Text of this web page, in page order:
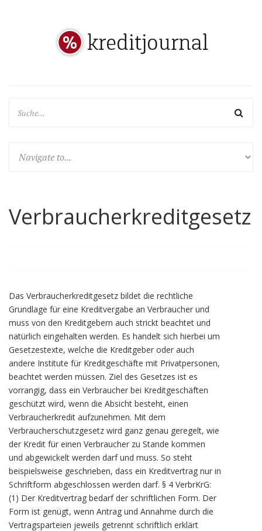
Verbraucherkreditgesetz
Das Verbraucherkreditgesetz bildet die rechtliche
Grundlage für eine Kreditvergabe an Verbraucher und
muss von den Kreditgebern auch strickt beachtet und
natürlich eingehalten werden. Es handelt sich hierbei um
Gesetzestexte, welche die Kreditgeber oder auch
andere Institute für Kreditgeschäfte mit Privatpersonen,
beachtet werden müssen. Ziel des Gesetzes ist es
vorrangig, dass ein Verbraucher bei Kreditgeschäften
geschützt wird, wenn die Absicht besteht, einen
Verbraucherkredit aufzunehmen. Mit dem
Verbraucherschutzgesetz wird ganz genau geregelt, wie
der Kredit für einen Verbraucher zu Stande kommen
und abgewickelt werden darf und muss. So steht
beispielsweise geschrieben, dass ein Kreditvertrag nur in
Schriftform abgeschlossen werden darf. § 4 VerbrKrG:
(1) Der Kreditvertrag bedarf der schriftlichen Form. Der
Form ist genügt, wenn Antrag und Annahme durch die
Vertragsparteien jeweils getrennt schriftlich erklärt